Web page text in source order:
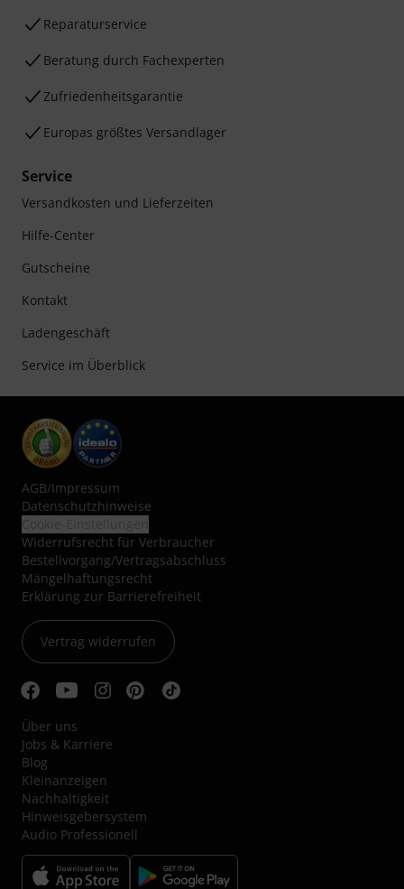
Reparaturservice
Beratung durch Fachexperten
Zufriedenheitsgarantie
Europas größtes Versandlager
Service
Versandkosten und Lieferzeiten
Hilfe-Center
Gutscheine
Kontakt
Ladengeschäft
Service im Überblick
AGB/Impressum
Datenschutzhinweise
Widerrufsrecht für Verbraucher
Bestellvorgang/Vertragsabschluss
Mängelhaftungsrecht
Erklärung zur Barrierefreiheit
Vertrag widerrufen
Über uns
Jobs & Karriere
Blog
Kleinanzeigen
Nachhaltigkeit
Hinweisgebersystem
Audio Professionell